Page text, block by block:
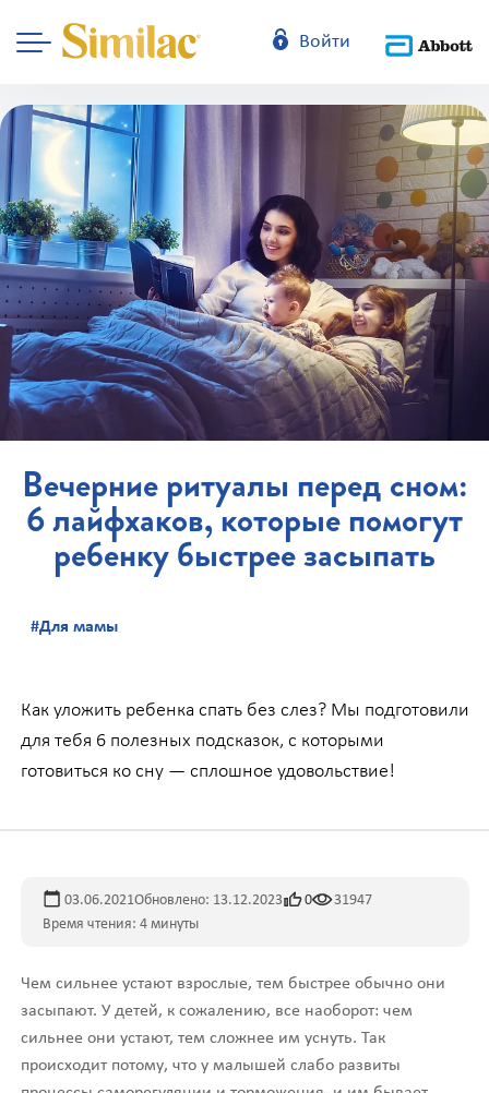
Войти
Вечерние ритуалы перед сном:
6 лайфхаков, которые помогут
ребенку быстрее засыпать
#Для мамы
Как уложить ребенка спать без слез? Мы подготовили
для тебя 6 полезных подсказок, с которыми
готовиться ко сну — сплошное удовольствие!
03.06.2021Обновлено: 13.12.2023 0
31947
Время чтения: 4 минуты
Чем сильнее устают взрослые, тем быстрее обычно они
засыпают. У детей, к сожалению, все наоборот: чем
сильнее они устают, тем сложнее им уснуть. Так
происходит потому, что у малышей слабо развиты